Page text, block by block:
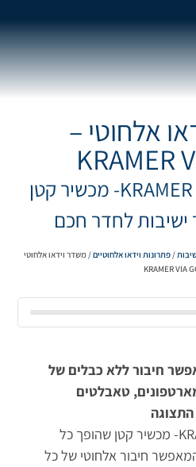
אלחוטי –
KRAMER
הכירו את KRAMER VIA GO- מכשיר קטן
לחדר חכם
/ פתרונות וידאו אלחוטיים/ משדר וידאו אלחוטי
חיבור ללא כבלים של
טאבלטים
הכירו את KRAMER VIA GO- מכשיר קטן שהופך כל
חיבור אלחוטי של כל